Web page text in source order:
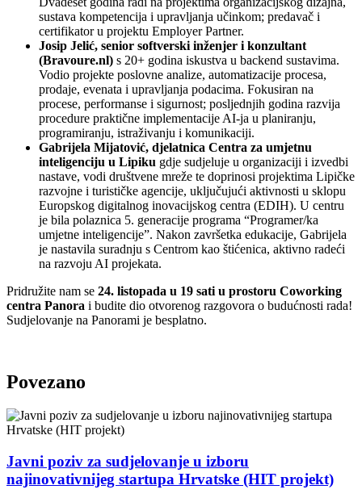
sustava kompetencija i upravljanja učinkom; predavač i
certifikator u projektu Employer Partner.
Josip Jelić, senior softverski inženjer i konzultant
(Bravoure.nl) s 20+ godina iskustva u backend sustavima.
Vodio projekte poslovne analize, automatizacije procesa,
prodaje, evenata i upravljanja podacima. Fokusiran na
procese, performanse i sigurnost; posljednjih godina razvija
procedure praktične implementacije AI-ja u planiranju,
programiranju, istraživanju i komunikaciji.
Gabrijela Mijatović, djelatnica Centra za umjetnu
inteligenciju u Lipiku gdje sudjeluje u organizaciji i izvedbi
nastave, vodi društvene mreže te doprinosi projektima Lipičke
razvojne i turističke agencije, uključujući aktivnosti u sklopu
Europskog digitalnog inovacijskog centra (EDIH). U centru
je bila polaznica 5. generacije programa “Programer/ka
umjetne inteligencije”. Nakon završetka edukacije, Gabrijela
je nastavila suradnju s Centrom kao štićenica, aktivno radeći
na razvoju AI projekata.
Pridružite nam se 24. listopada u 19 sati u prostoru Coworking
centra Panora i budite dio otvorenog razgovora o budućnosti rada!
Sudjelovanje na Panorami je besplatno.
Povezano
Javni poziv za sudjelovanje u izboru
najinovativnijeg startupa Hrvatske (HIT projekt)